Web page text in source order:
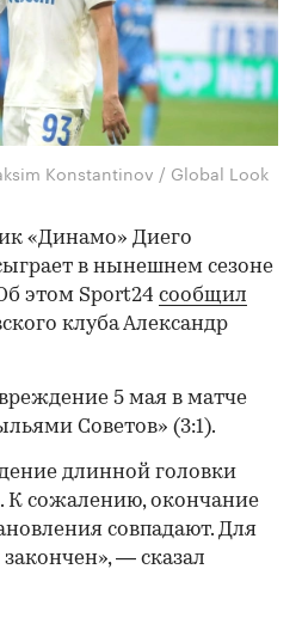
Konstantinov / Global Look
«Динамо» Диего
в нынешнем сезоне
этом Sport24 сообщил
клуба Александр
5 мая в матче
Советов» (3:1).
длинной головки
сожалению, окончание
совпадают. Для
закончен», — сказал